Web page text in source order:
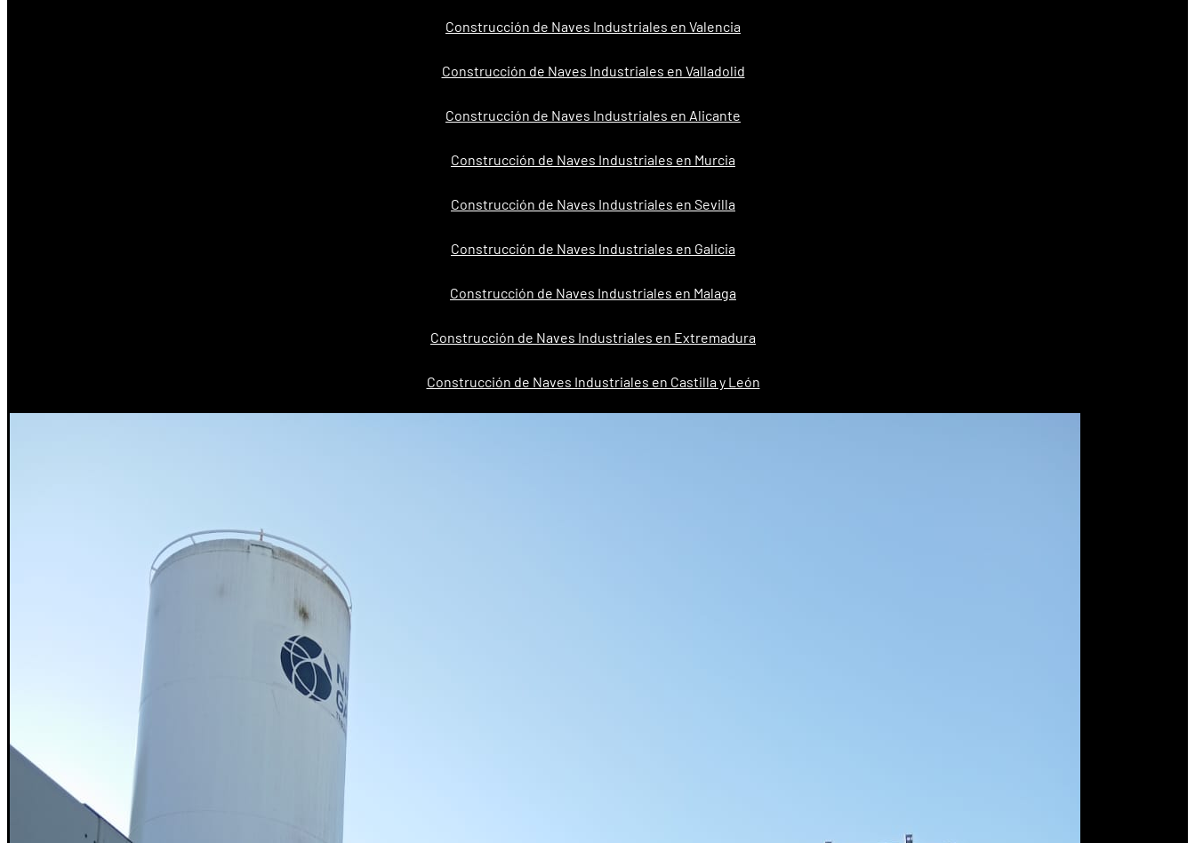
Construcción de Naves Industriales en Valencia
Construcción de Naves Industriales en Valladolid
Construcción de Naves Industriales en Alicante
Construcción de Naves Industriales en Murcia
Construcción de Naves Industriales en Sevilla
Construcción de Naves Industriales en Galicia
Construcción de Naves Industriales en Malaga
Construcción de Naves Industriales en Extremadura
Construcción de Naves Industriales en Castilla y León